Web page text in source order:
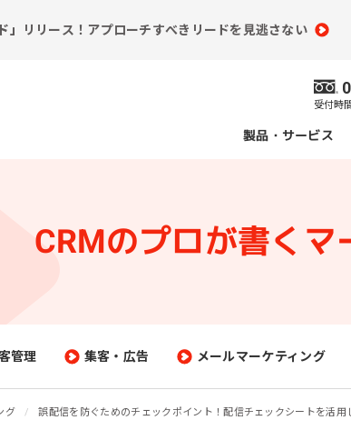
」 リリース！アプローチすべきリードを見逃さない
受付時
製品・サービス
課題発見のソリューション
メール効果測定
CRMのプロが書く マ
管理 集客・広告 メールマーケティング
グ 誤配信を防ぐためのチェックポイント！配信チェックシートを活用